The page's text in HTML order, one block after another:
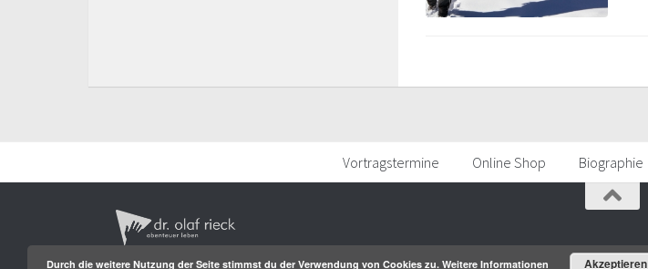
Vortragstermine Online Shop Biographie
Durch die weitere Nutzung der Seite stimmst du der Verwendung von Cookies zu. Weitere Informationen Akzeptieren